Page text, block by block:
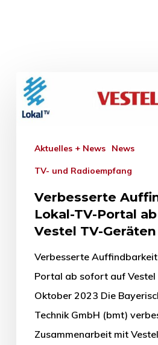
Aktuelles + News News
TV- und Radioempfang
Verbesserte
Lokal-TV-Portal
Vestel TV-Geräten
Verbesserte
Portal ab sofort auf Vestel
Oktober 2023 Die
Technik GmbH (bmt)
Zusammenarbeit mit